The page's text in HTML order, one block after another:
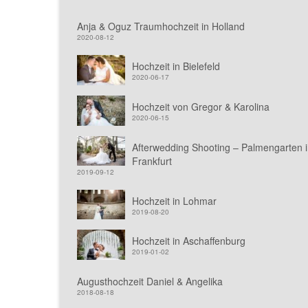
Anja & Oguz Traumhochzeit in Holland
2020-08-12
Hochzeit in Bielefeld
2020-06-17
Hochzeit von Gregor & Karolina
2020-06-15
Afterwedding Shooting – Palmengarten
Frankfurt
2019-09-12
Hochzeit in Lohmar
2019-08-20
Hochzeit in Aschaffenburg
2019-01-02
Augusthochzeit Daniel & Angelika
2018-08-18